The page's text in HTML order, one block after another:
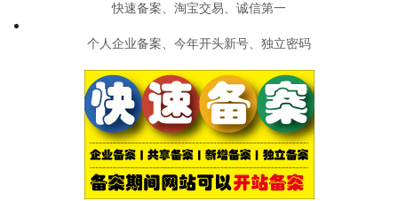
快速备案、淘宝交易、诚信第一
个人企业备案、今年开头新号、独立密码